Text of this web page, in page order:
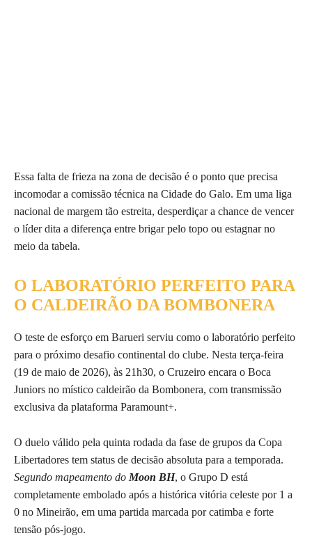
Essa falta de frieza na zona de decisão é o ponto que precisa
incomodar a comissão técnica na Cidade do Galo. Em uma liga
nacional de margem tão estreita, desperdiçar a chance de vencer
o líder dita a diferença entre brigar pelo topo ou estagnar no
meio da tabela.
O LABORATÓRIO PERFEITO PARA
O CALDEIRÃO DA BOMBONERA
O teste de esforço em Barueri serviu como o laboratório perfeito
para o próximo desafio continental do clube. Nesta terça-feira
(19 de maio de 2026), às 21h30, o Cruzeiro encara o Boca
Juniors no místico caldeirão da Bombonera, com transmissão
exclusiva da plataforma Paramount+.
O duelo válido pela quinta rodada da fase de grupos da Copa
Libertadores tem status de decisão absoluta para a temporada.
Segundo mapeamento do Moon BH, o Grupo D está
completamente embolado após a histórica vitória celeste por 1 a
0 no Mineirão, em uma partida marcada por catimba e forte
tensão pós-jogo.